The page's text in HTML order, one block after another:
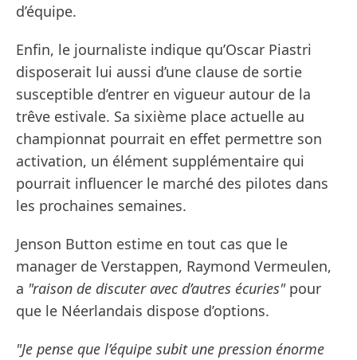
d’équipe.
Enfin, le journaliste indique qu’Oscar Piastri
disposerait lui aussi d’une clause de sortie
susceptible d’entrer en vigueur autour de la
trêve estivale. Sa sixième place actuelle au
championnat pourrait en effet permettre son
activation, un élément supplémentaire qui
pourrait influencer le marché des pilotes dans
les prochaines semaines.
Jenson Button estime en tout cas que le
manager de Verstappen, Raymond Vermeulen,
a "raison de discuter avec d’autres écuries"pour
que le Néerlandais dispose d’options.
"Je pense que l’équipe subit une pression énorme